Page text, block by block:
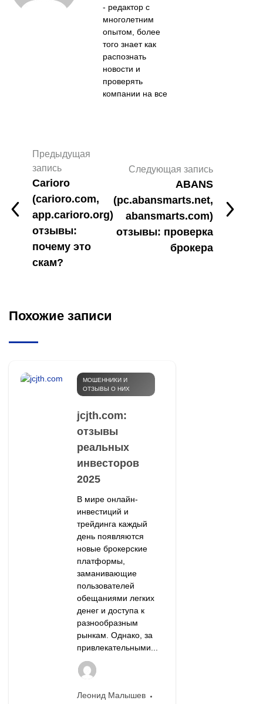
- редактор с
многолетним
опытом, более
того знает как
распознать
новости и
проверять
компании на все
Предыдущая
запись
Carioro
(carioro.com,
app.carioro.org)
отзывы:
почему это
скам?
Следующая запись
ABANS
(pc.abansmarts.net,
abansmarts.com)
отзывы: проверка
брокера
Похожие записи
МОШЕННИКИ И
ОТЗЫВЫ О НИХ
jcjth.com:
отзывы
реальных
инвесторов
2025
В мире онлайн-
инвестиций и
трейдинга каждый
день появляются
новые брокерские
платформы,
заманивающие
пользователей
обещаниями легких
денег и доступа к
разнообразным
рынкам. Однако, за
привлекательными...
Леонид Малышев